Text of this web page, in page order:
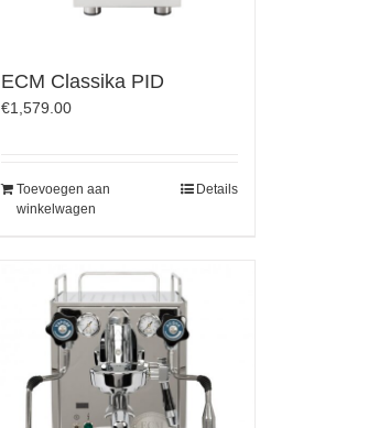
ECM Classika PID
€1,579.00
Toevoegen aan
winkelwagen
Details